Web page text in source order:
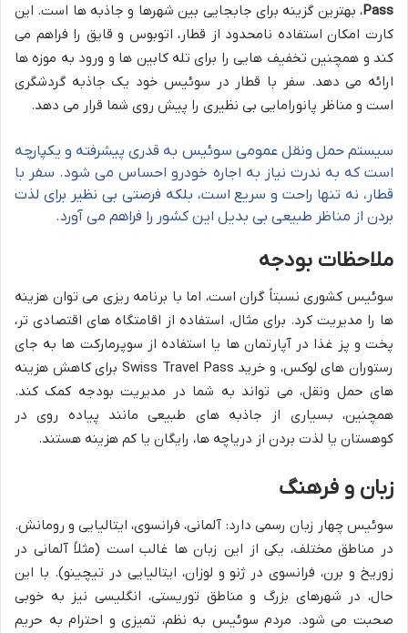
Pass، بهترین گزینه برای جابجایی بین شهرها و جاذبه ها است. این
کارت امکان استفاده نامحدود از قطار، اتوبوس و قایق را فراهم می
کند و همچنین تخفیف هایی را برای تله کابین ها و ورود به موزه ها
ارائه می دهد. سفر با قطار در سوئیس خود یک جاذبه گردشگری
است و مناظر پانورامایی بی نظیری را پیش روی شما قرار می دهد.
سیستم حمل ونقل عمومی سوئیس به قدری پیشرفته و یکپارچه
است که به ندرت نیاز به اجاره خودرو احساس می شود. سفر با
قطار، نه تنها راحت و سریع است، بلکه فرصتی بی نظیر برای لذت
بردن از مناظر طبیعی بی بدیل این کشور را فراهم می آورد.
ملاحظات بودجه
سوئیس کشوری نسبتاً گران است، اما با برنامه ریزی می توان هزینه
ها را مدیریت کرد. برای مثال، استفاده از اقامتگاه های اقتصادی تر،
پخت و پز غذا در آپارتمان ها یا استفاده از سوپرمارکت ها به جای
رستوران های لوکس، و خرید Swiss Travel Pass برای کاهش هزینه
های حمل ونقل، می تواند به شما در مدیریت بودجه کمک کند.
همچنین، بسیاری از جاذبه های طبیعی مانند پیاده روی در
کوهستان یا لذت بردن از دریاچه ها، رایگان یا کم هزینه هستند.
زبان و فرهنگ
سوئیس چهار زبان رسمی دارد: آلمانی، فرانسوی، ایتالیایی و رومانش.
در مناطق مختلف، یکی از این زبان ها غالب است (مثلاً آلمانی در
زوریخ و برن، فرانسوی در ژنو و لوزان، ایتالیایی در تیچینو). با این
حال، در شهرهای بزرگ و مناطق توریستی، انگلیسی نیز به خوبی
صحبت می شود. مردم سوئیس به نظم، تمیزی و احترام به حریم